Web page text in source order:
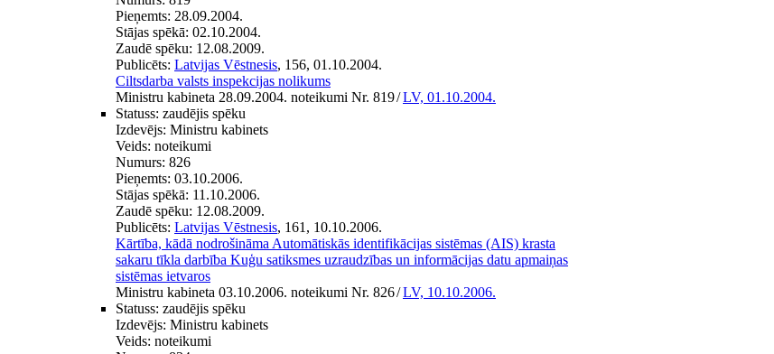
Pieņemts: 28.09.2004.
Stājas spēkā: 02.10.2004.
Zaudē spēku: 12.08.2009.
Publicēts: Latvijas Vēstnesis, 156, 01.10.2004.
Ciltsdarba valsts inspekcijas nolikums
Ministru kabineta 28.09.2004. noteikumi Nr. 819/LV, 01.10.2004.
Statuss: zaudējis spēku
Izdevējs: Ministru kabinets
Veids: noteikumi
Numurs: 826
Pieņemts: 03.10.2006.
Stājas spēkā: 11.10.2006.
Zaudē spēku: 12.08.2009.
Publicēts: Latvijas Vēstnesis, 161, 10.10.2006.
Kārtība, kādā nodrošināma Automātiskās identifikācijas sistēmas (AIS) krasta
sakaru tīkla darbība Kuģu satiksmes uzraudzības un informācijas datu apmaiņas
sistēmas ietvaros
Ministru kabineta 03.10.2006. noteikumi Nr. 826/LV, 10.10.2006.
Statuss: zaudējis spēku
Izdevējs: Ministru kabinets
Veids: noteikumi